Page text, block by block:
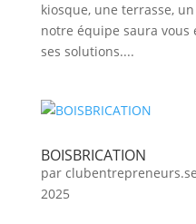
kiosque, une terrasse,
notre équipe saura vous
ses solutions....
BOISBRICATION
par
2025